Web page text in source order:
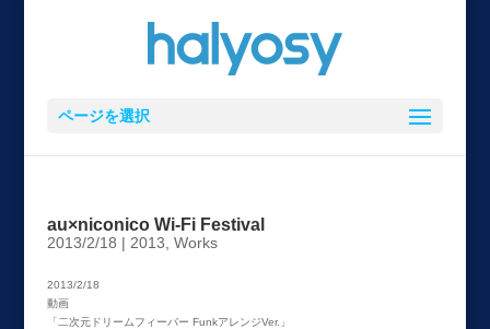
ページを選択
au×niconico Wi-Fi Festival
2013/2/18 | 2013 Works
2013/2/18
動画
「二次元ドリームフィーバー FunkアレンジVer.」